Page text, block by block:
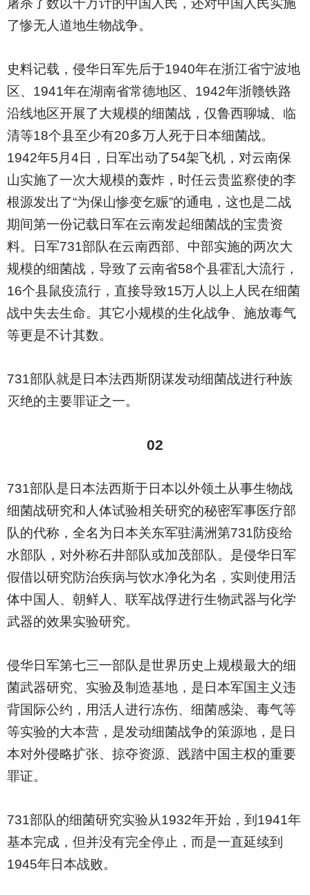
屠杀了数以千万计的中国人民，还对中国人民实施
了惨无人道地生物战争。
史料记载，侵华日军先后于1940年在浙江省宁波地
区、1941年在湖南省常德地区、1942年浙赣铁路
沿线地区开展了大规模的细菌战，仅鲁西聊城、临
清等18个县至少有20多万人死于日本细菌战。
1942年5月4日，日军出动了54架飞机，对云南保
山实施了一次大规模的轰炸，时任云贵监察使的李
根源发出了“为保山惨变乞赈”的通电，这也是二战
期间第一份记载日军在云南发起细菌战的宝贵资
料。日军731部队在云南西部、中部实施的两次大
规模的细菌战，导致了云南省58个县霍乱大流行，
16个县鼠疫流行，直接导致15万人以上人民在细菌
战中失去生命。其它小规模的生化战争、施放毒气
等更是不计其数。
731部队就是日本法西斯阴谋发动细菌战进行种族
灭绝的主要罪证之一。
02
731部队是日本法西斯于日本以外领土从事生物战
细菌战研究和人体试验相关研究的秘密军事医疗部
队的代称，全名为日本关东军驻满洲第731防疫给
水部队，对外称石井部队或加茂部队。是侵华日军
假借以研究防治疾病与饮水净化为名，实则使用活
体中国人、朝鲜人、联军战俘进行生物武器与化学
武器的效果实验研究。
侵华日军第七三一部队是世界历史上规模最大的细
菌武器研究、实验及制造基地，是日本军国主义违
背国际公约，用活人进行冻伤、细菌感染、毒气等
等实验的大本营，是发动细菌战争的策源地，是日
本对外侵略扩张、掠夺资源、践踏中国主权的重要
罪证。
731部队的细菌研究实验从1932年开始，到1941年
基本完成，但并没有完全停止，而是一直延续到
1945年日本战败。